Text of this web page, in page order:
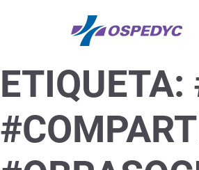
ETIQUETA: